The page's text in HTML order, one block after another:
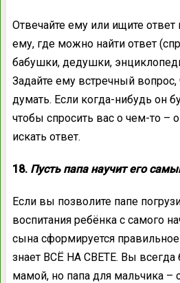
Отвечайте ему или ищите
ему, где можно найти ответ
бабушки, дедушки,
Задайте ему встречный
думать. Если когда-нибудь он
чтобы спросить вас о чем-то –
искать ответ.
18. Пусть папа научит его
Если вы позволите папе
воспитания ребёнка с самого
сына сформируется
знает ВСЁ НА СВЕТЕ. Вы
мамой, но папа для мальчика –